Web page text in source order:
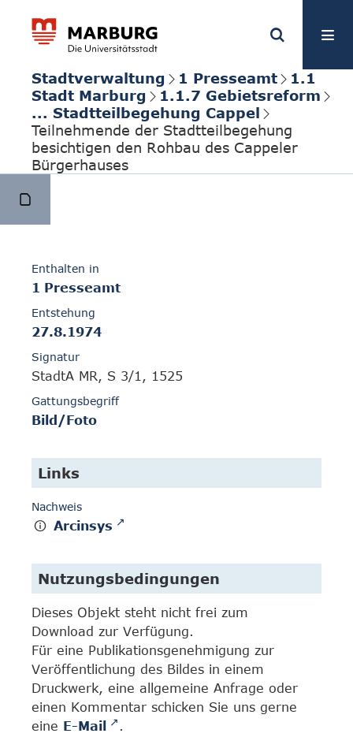
Stadtverwaltung 1 Presseamt
1.1
Stadt Marburg
1.1.7 Gebietsreform
... Stadtteilbegehung Cappel
Teilnehmende der Stadtteilbegehung
besichtigen den Rohbau des Cappeler
Bürgerhauses
Enthalten in
1 Presseamt
Entstehung
27.8.1974
Signatur
StadtA MR, S 3/1, 1525
Gattungsbegriff
Bild/Foto
Links
Nachweis
Arcinsys
Nutzungsbedingungen
Dieses Objekt steht nicht frei zum
Download zur Verfügung.
Für eine Publikationsgenehmigung zur
Veröffentlichung des Bildes in einem
Druckwerk, eine allgemeine Anfrage oder
einen Kommentar schicken Sie uns gerne
eine E-Mail
.